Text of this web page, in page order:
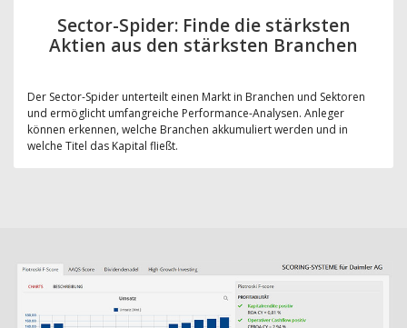
Sector-Spider: Finde die stärksten
Aktien aus den stärksten Branchen
Der Sector-Spider unterteilt einen Markt in Branchen und Sektoren
und ermöglicht umfangreiche Performance-Analysen. Anleger
können erkennen, welche Branchen akkumuliert werden und in
welche Titel das Kapital fließt.